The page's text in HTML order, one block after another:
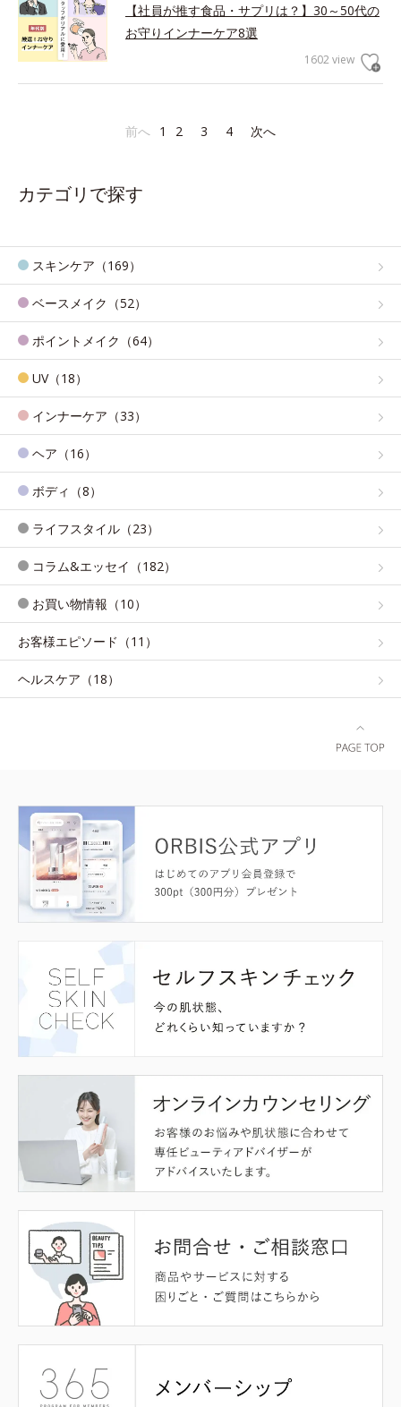
【社員が推す食品・サプリは？】30～50代の
お守りインナーケア8選
1602 view
前へ 1 2 3 4 次へ
カテゴリで探す
スキンケア（169）
ベースメイク（52）
ポイントメイク（64）
UV（18）
インナーケア（33）
ヘア（16）
ボディ（8）
ライフスタイル（23）
コラム&エッセイ（182）
お買い物情報（10）
お客様エピソード（11）
ヘルスケア（18）